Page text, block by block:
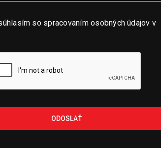
so spracovaním osobných údajov v
ODOSLAŤ